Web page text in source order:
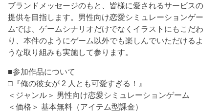
ブランドメッセージのもと、皆様に愛されるサービスの
提供を目指します。男性向け恋愛シミュレーションゲー
ムでは、ゲームシナリオだけでなくイラストにもこだわ
り、本件のようにゲーム以外でも楽しんでいただけるよ
うな取り組みも実施して参ります。
■参加作品について
□『俺の彼女が 2 人とも可愛すぎる！』
＜ジャンル＞ 男性向け恋愛シミュレーションゲーム
＜価格＞ 基本無料（アイテム型課金）